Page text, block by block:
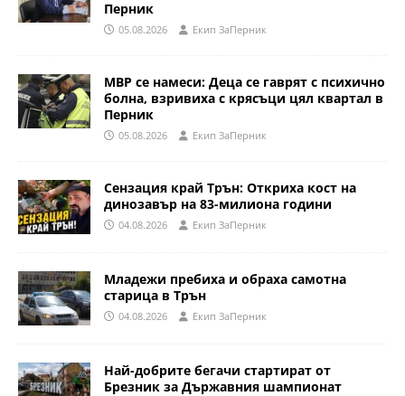
Перник
05.08.2026 Eкип ЗаПерник
МВР се намеси: Деца се гаврят с психично
болна, взривиха с крясъци цял квартал в
Перник
05.08.2026 Eкип ЗаПерник
Сензация край Трън: Откриха кост на
динозавър на 83-милиона години
04.08.2026 Eкип ЗаПерник
Младежи пребиха и обраха самотна
старица в Трън
04.08.2026 Eкип ЗаПерник
Най-добрите бегачи стартират от
Брезник за Държавния шампионат